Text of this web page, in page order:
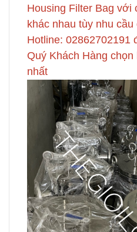
Housing Filter Bag với
khác nhau tùy nhu
Hotline: 02862702191
Quý Khách Hàng
nhất